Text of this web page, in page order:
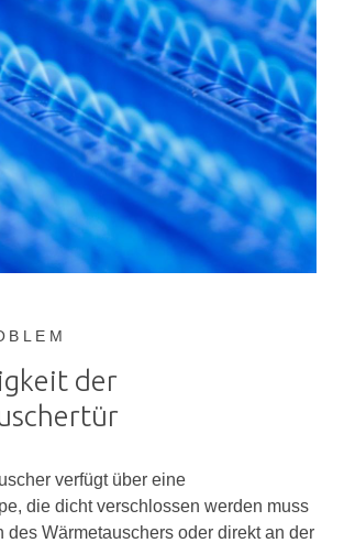
der
verfügt über eine
die dicht verschlossen werden muss
des Wärmetauschers oder direkt an der